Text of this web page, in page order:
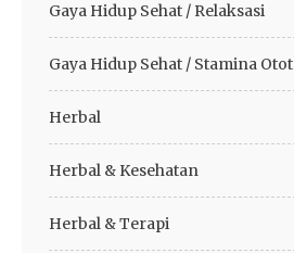
Gaya Hidup Sehat / Relaksasi
Gaya Hidup Sehat / Stamina Otot
Herbal
Herbal & Kesehatan
Herbal & Terapi